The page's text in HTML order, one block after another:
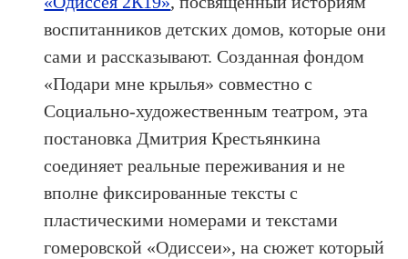
воспитанников детских домов, которые они
сами и рассказывают. Созданная фондом
«Подари мне крылья» совместно с
Социально-художественным театром, эта
постановка Дмитрия Крестьянкина
соединяет реальные переживания и не
вполне фиксированные тексты с
пластическими номерами и текстами
гомеровской «Одиссеи», на сюжет который